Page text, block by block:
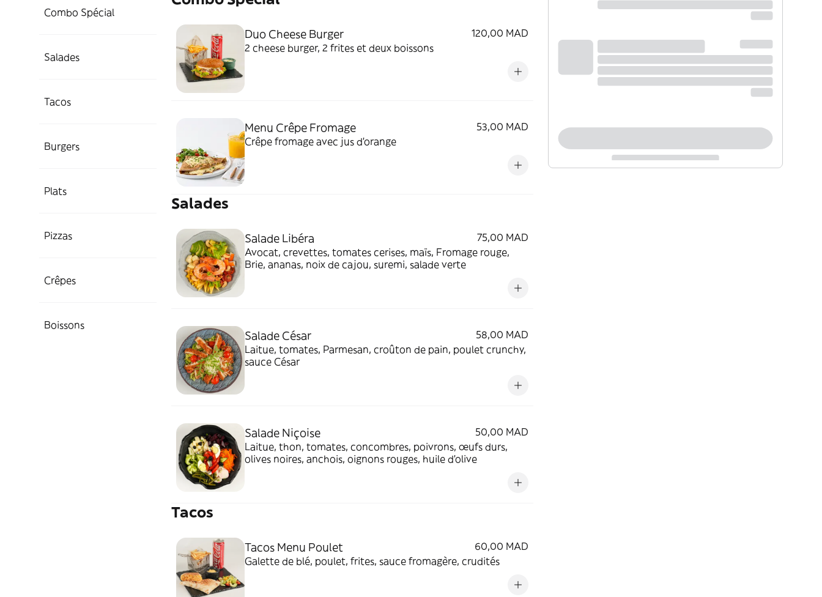
Combo Spécial
Salades
Tacos
Burgers
Plats
Pizzas
Crêpes
Boissons
Duo Cheese Burger
120,00 MAD
2 cheese burger, 2 frites et deux boissons
Menu Crêpe Fromage
53,00 MAD
Crêpe fromage avec jus d'orange
Salades
Salade Libéra
75,00 MAD
Avocat, crevettes, tomates cerises, maïs, Fromage rouge,
Brie, ananas, noix de cajou, suremi, salade verte
Salade César
58,00 MAD
Laitue, tomates, Parmesan, croûton de pain, poulet crunchy,
sauce César
Salade Niçoise
50,00 MAD
Laitue, thon, tomates, concombres, poivrons, œufs durs,
olives noires, anchois, oignons rouges, huile d'olive
Tacos
Tacos Menu Poulet
60,00 MAD
Galette de blé, poulet, frites, sauce fromagère, crudités